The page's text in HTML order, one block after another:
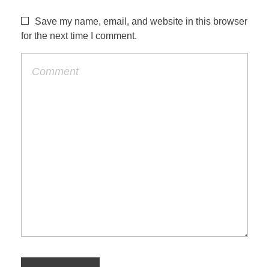
Save my name, email, and website in this browser
for the next time I comment.